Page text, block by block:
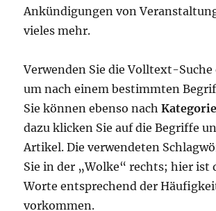
Ankündigungen von
vieles mehr.
Verwenden Sie die Volltext-Suche
um nach einem bestimmten
Sie können ebenso nach
dazu klicken Sie auf die Begriffe
Artikel. Die verwendeten
Sie in der „Wolke“ rechts; hier ist
Worte entsprechend der
vorkommen.